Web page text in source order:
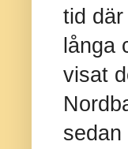
tid
långa
visat
sedan